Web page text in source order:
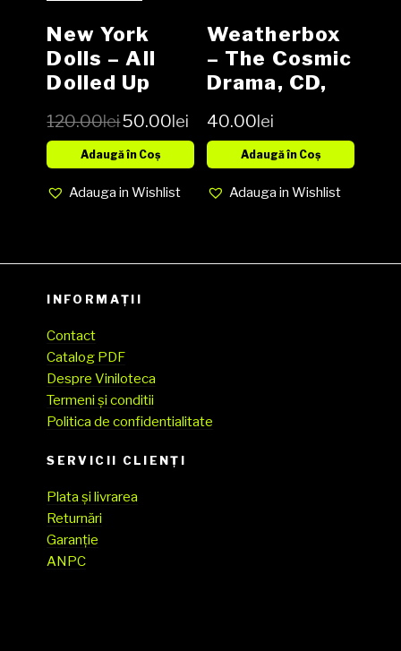
New York
Dolls – All
Dolled Up
Vinyl LP
120.00lei50.00lei
Adaugă în Coș
Adauga in Wishlist
Weatherbox
– The Cosmic
Drama, CD,
40.00lei
Adaugă în Coș
Adauga in Wishlist
INFORMAȚII
Contact
Catalog PDF
Despre Viniloteca
Termeni și conditii
Politica de confidentialitate
SERVICII CLIENŢI
Plata și livrarea
Returnări
Garanție
ANPC